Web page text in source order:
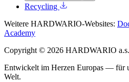
Recycling
Weitere HARDWARIO-Websites:
Academy
Copyright © 2026 HARDWARIO a.s.
Entwickelt im Herzen Europas — für
Welt.